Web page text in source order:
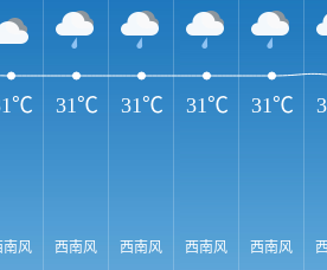
南风 西南风 西南风 西南风 西南风
31℃ 31℃ 31℃ 31℃